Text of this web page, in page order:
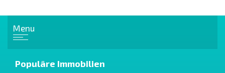
Menu
Populäre Immobilien